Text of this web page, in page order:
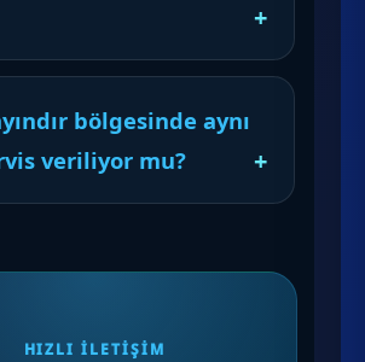
bölgesinde aynı
veriliyor mu?
HIZLI İLETIŞIM